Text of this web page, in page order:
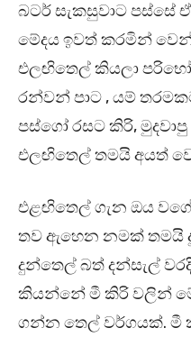
බටර් සැකසුවාට පස්සේ
මේදය ඉවත් කරමින්
එලඟිතෙල් කියලා
රන්වන් පාට , යම්
පස්ගෝ රසට කිරි,
එලඟිතෙල් තමයි අයත්
එළඟිතෙල් ගැන ඔය
තව ඇහෙන නමක් තමයි
දුන්තෙල් බත් දන්සැල්
කියන්නේ මී කිරි වලින්
ගන්න තෙල් වර්ගයක්. මී